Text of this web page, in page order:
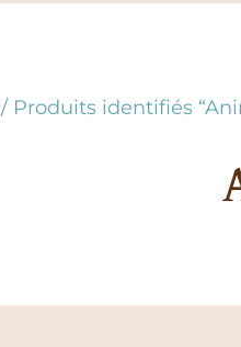
/ Produits identifiés